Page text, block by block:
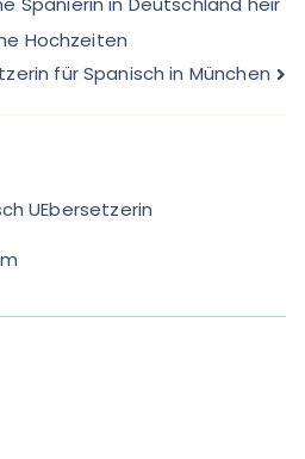
Hochzeiten
für Spanisch in München